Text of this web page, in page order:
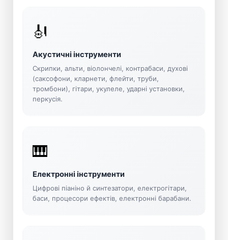
🎻
Акустичні інструменти
Скрипки, альти, віолончелі, контрабаси, духові
(саксофони, кларнети, флейти, труби,
тромбони), гітари, укулеле, ударні установки,
перкусія.
🎹
Електронні інструменти
Цифрові піаніно й синтезатори, електрогітари,
баси, процесори ефектів, електронні барабани.